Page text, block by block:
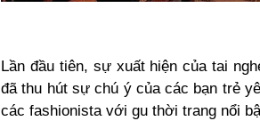
Lần đầu tiên, sự xuất hiện của tai
đã thu hút sự chú ý của các bạn trẻ
các fashionista với gu thời trang nổi